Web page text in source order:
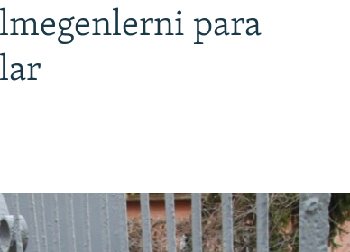
para